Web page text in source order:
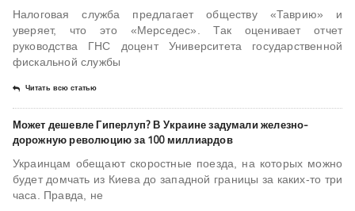
Налоговая служба предлагает обществу «Таврию» и
уверяет, что это «Мерседес». Так оценивает отчет
руководства ГНС доцент Университета государственной
фискальной службы
Читать всю статью
Может дешевле Гиперлуп? В Украине задумали железно­
дорожную революцию за 100 миллиардов
Украинцам обещают скоростные поезда, на которых можно
будет домчать из Киева до западной границы за каких-то три
часа. Правда, не